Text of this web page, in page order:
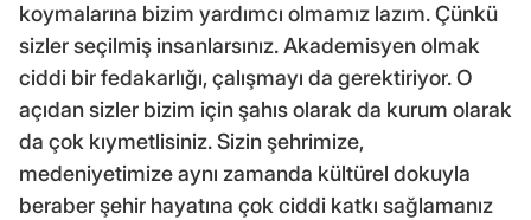
koymalarına bizim yardımcı olmamız lazım. Çünkü
sizler seçilmiş insanlarsınız. Akademisyen olmak
ciddi bir fedakarlığı, çalışmayı da gerektiriyor. O
açıdan sizler bizim için şahıs olarak da kurum olarak
da çok kıymetlisiniz. Sizin şehrimize,
medeniyetimize aynı zamanda kültürel dokuyla
beraber şehir hayatına çok ciddi katkı sağlamanız